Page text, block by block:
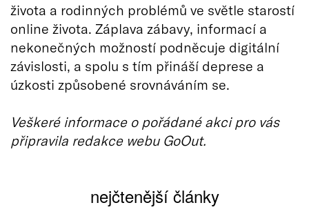
života a rodinných problémů ve světle starostí
online života. Záplava zábavy, informací a
nekonečných možností podněcuje digitální
závislosti, a spolu s tím přináší deprese a
úzkosti způsobené srovnáváním se.
Veškeré informace o pořádané akci pro vás
připravila redakce webu GoOut.
nejčtenější články